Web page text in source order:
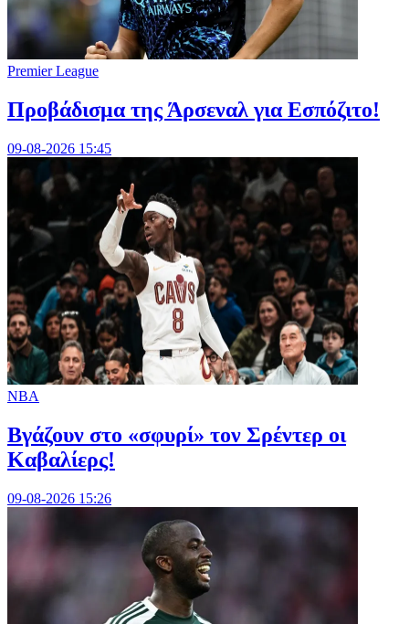
Premier League
Προβάδισμα της Άρσεναλ για Εσπόζιτο!
09-08-2026 15:45
NBA
Bγάζουν στο «σφυρί» τον Σρέντερ οι
Καβαλίερς!
09-08-2026 15:26